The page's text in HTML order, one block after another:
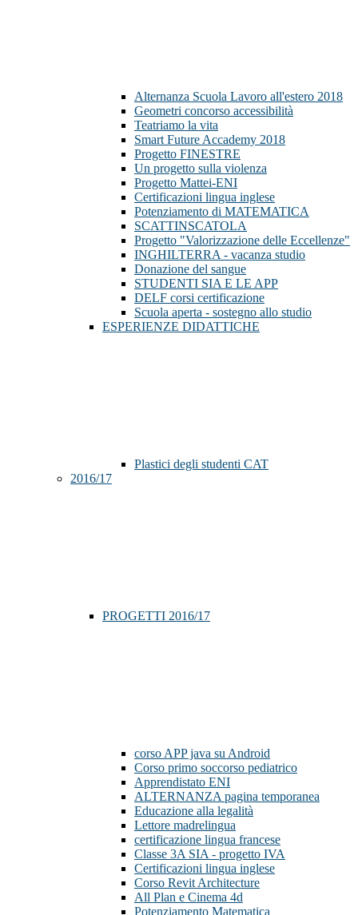
Alternanza Scuola Lavoro all'estero 2018
Geometri concorso accessibilità
Teatriamo la vita
Smart Future Accademy 2018
Progetto FINESTRE
Un progetto sulla violenza
Progetto Mattei-ENI
Certificazioni lingua inglese
Potenziamento di MATEMATICA
SCATTINSCATOLA
Progetto "Valorizzazione delle Eccellenze"
INGHILTERRA - vacanza studio
Donazione del sangue
STUDENTI SIA E LE APP
DELF corsi certificazione
Scuola aperta - sostegno allo studio
ESPERIENZE DIDATTICHE
Plastici degli studenti CAT
2016/17
PROGETTI 2016/17
corso APP java su Android
Corso primo soccorso pediatrico
Apprendistato ENI
ALTERNANZA pagina temporanea
Educazione alla legalità
Lettore madrelingua
certificazione lingua francese
Classe 3A SIA - progetto IVA
Certificazioni lingua inglese
Corso Revit Architecture
All Plan e Cinema 4d
Potenziamento Matematica